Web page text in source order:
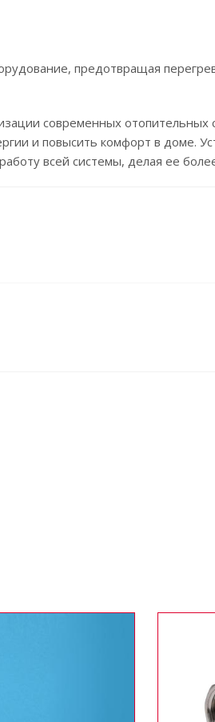
предотвращая
современных отопительных
и повысить комфорт в доме.
всей системы, делая ее